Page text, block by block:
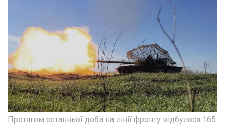
Протягом останньої доби на лінії фронту відбулося 165